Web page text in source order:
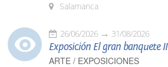
Salamanca
26/06/2026 31/08/2026
Exposición El gran banquete II
ARTE / EXPOSICIONES